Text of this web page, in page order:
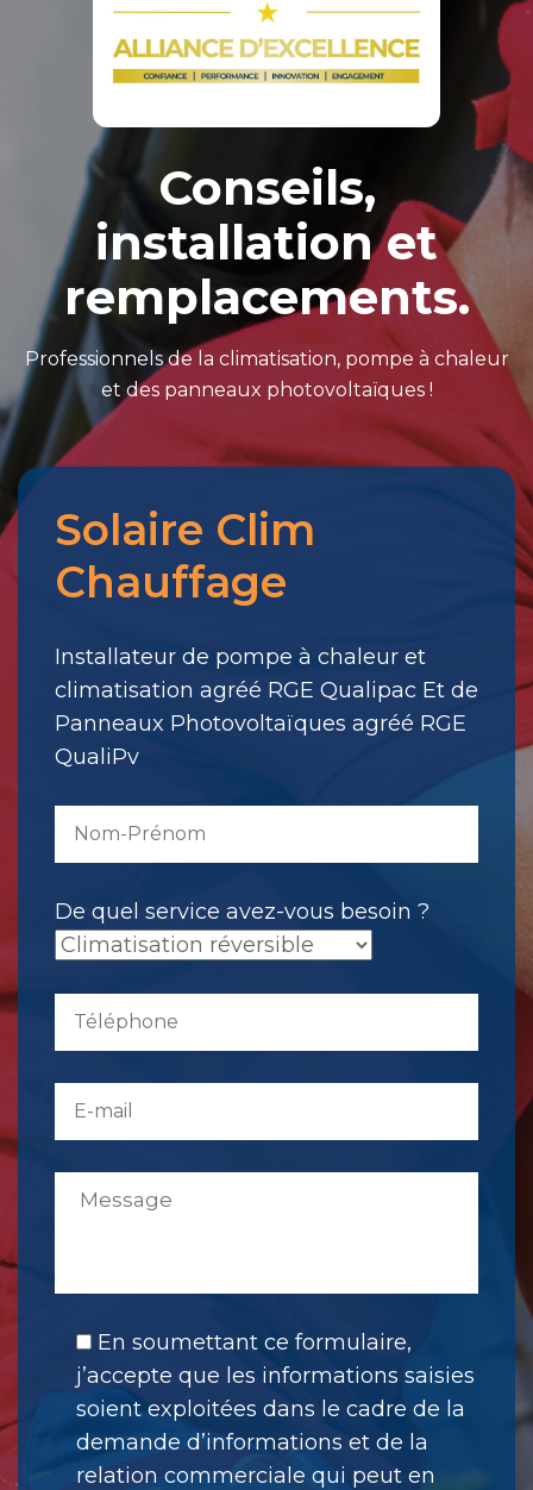
Conseils,
installation et
remplacements.
Professionnels de la climatisation, pompe à chaleur
et des panneaux photovoltaïques !
Merci
pour
votre
Il
a
été
envoyé.
Solaire Clim
Chauffage
Installateur de pompe à chaleur et
climatisation agréé RGE Qualipac Et de
Panneaux Photovoltaïques agréé RGE
QualiPv
De quel service avez-vous besoin ?
En soumettant ce formulaire,
j’accepte que les informations saisies
soient exploitées dans le cadre de la
demande d’informations et de la
relation commerciale qui peut en